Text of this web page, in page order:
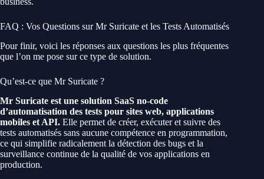
FAQ : Vos Questions sur Mr Suricate et les Tests Automatisés
Pour finir, voici les réponses aux questions les plus fréquentes
que l’on me pose sur ce type de solution.
Qu’est-ce que Mr Suricate ?
Mr Suricate est une solution SaaS no-code
d’automatisation des tests pour sites web, applications
mobiles et API. Elle permet de créer, exécuter et suivre des
tests automatisés sans aucune compétence en programmation,
ce qui simplifie radicalement la détection des bugs et la
surveillance continue de la qualité de vos applications en
production.